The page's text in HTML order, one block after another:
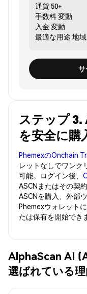
通貨 50+
手数料変動
入金 変動
最適な用途 地
サ
ステップ 3.
を安全に購
PhemexのOnchain
レットなしでワンク
可能。ログイン後、
ASCNまたはその契
ASCNを購入、外部
Phemexウォレット
たは保有を開始でき
AlphaScan AI
選ばれている